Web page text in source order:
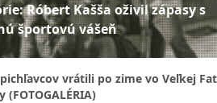
Róbert Kašša oživil zápasy s
športovú vášeň
vrátili po zime vo Veľkej
(FOTOGALÉRIA)